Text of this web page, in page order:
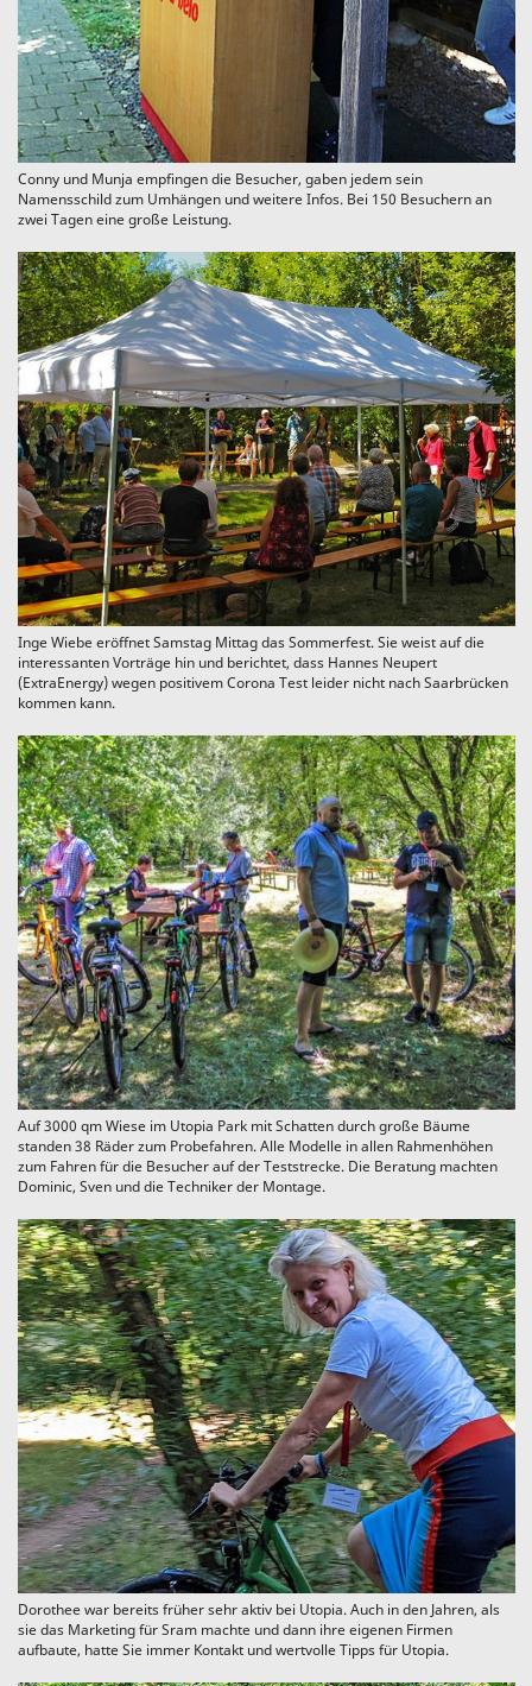
Conny und Munja empfingen die Besucher, gaben jedem sein
Namensschild zum Umhängen und weitere Infos. Bei 150 Besuchern an
zwei Tagen eine große Leistung.
Inge Wiebe eröffnet Samstag Mittag das Sommerfest. Sie weist auf die
interessanten Vorträge hin und berichtet, dass Hannes Neupert
(ExtraEnergy) wegen positivem Corona Test leider nicht nach Saarbrücken
kommen kann.
Auf 3000 qm Wiese im Utopia Park mit Schatten durch große Bäume
standen 38 Räder zum Probefahren. Alle Modelle in allen Rahmenhöhen
zum Fahren für die Besucher auf der Teststrecke. Die Beratung machten
Dominic, Sven und die Techniker der Montage.
Dorothee war bereits früher sehr aktiv bei Utopia. Auch in den Jahren, als
sie das Marketing für Sram machte und dann ihre eigenen Firmen
aufbaute, hatte Sie immer Kontakt und wertvolle Tipps für Utopia.